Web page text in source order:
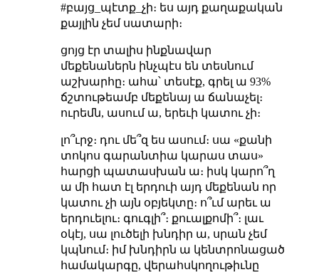
#բայց_պէտք_չի։ ես այդ քաղաքական
քայլին չեմ սատարի։
ցոյց էր տալիս ինքնավար
մեքենաներն ինչպէս են տեսնում
աշխարհը։ ահա՝ տեսէք, գրել ա 93%
ճշտութեամբ մեքենայ ա ճանաչել։
ուրեմն, ասում ա, երեւի կատու չի։
լո՞ւրջ։ դու մե՞զ ես ասում։ սա «քանի
տոկոս գարանտիա կարաս տաս»
հարցի պատասխան ա։ իսկ կարո՞ղ
ա մի հատ էլ երդուի այդ մեքենան որ
կատու չի այն օբյեկտը։ ո՞ւմ արեւ ա
երդուելու։ գուգլի՞։ քուալքոմի՞։ լաւ
օկէյ, սա լուծելի խնդիր ա, սրան չեմ
կպնում։ իմ խնդիրն ա կենտրոնացած
համակարգը, վերահսկողութիւնը